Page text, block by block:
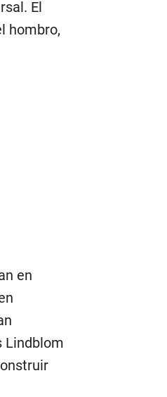
El
hombro,
en
Lindblom